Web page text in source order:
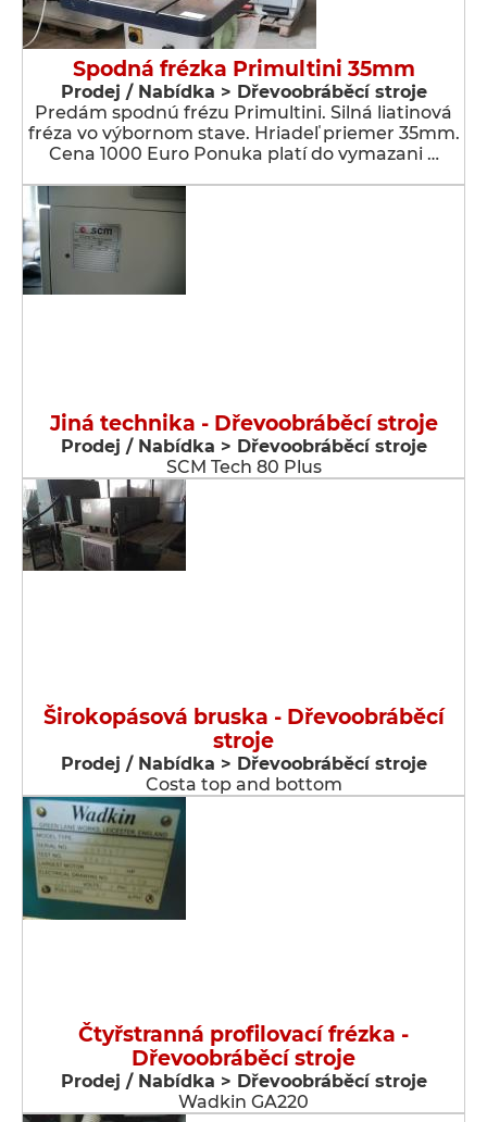
Spodná frézka Primultini 35mm
Prodej / Nabídka > Dřevoobráběcí stroje
Predám spodnú frézu Primultini. Silná liatinová
fréza vo výbornom stave. Hriadeľ priemer 35mm.
Cena 1000 Euro Ponuka platí do vymazani …
Jiná technika - Dřevoobráběcí stroje
Prodej / Nabídka > Dřevoobráběcí stroje
SCM Tech 80 Plus
Širokopásová bruska - Dřevoobráběcí
stroje
Prodej / Nabídka > Dřevoobráběcí stroje
Costa top and bottom
Čtyřstranná profilovací frézka -
Dřevoobráběcí stroje
Prodej / Nabídka > Dřevoobráběcí stroje
Wadkin GA220